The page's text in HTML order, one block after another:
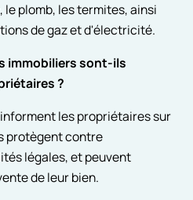
plomb, les termites, ainsi
de gaz et d'électricité.
immobiliers sont-ils
?
les propriétaires sur
protègent contre
légales, et peuvent
de leur bien.